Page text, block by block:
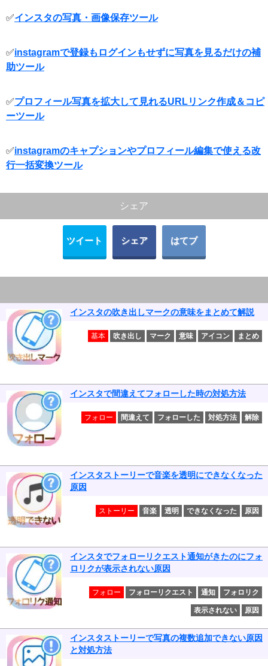
✅インスタの写真・画像保存ツール
✅instagramで登録もログインもせずに写真を見るだけの補
助ツール
✅プロフィール写真を拡大して見れるURLリンク作成＆コピ
ーツール
✅instagramのキャプションやプロフィール編集で使える改
行一括変換ツール
シェア
ツイート シェア はてブ
インスタの吹き出しマークの意味をまとめて解説
基本 吹き出し マーク 意味 アイコン まとめ
インスタで間違えてフォローした時の対処方法
フォロー 間違えて フォローした 対処方法 解除
インスタストーリーで音楽を透明にできなくなった
原因
ストーリー 音楽 透明 できなくなった 原因
インスタでフォローリクエスト通知がきたのにフォ
ロリクが表示されない原因
フォロー フォローリクエスト 通知 フォロリク
表示されない 原因
インスタストーリーで写真の複数追加できない原因
と対処方法